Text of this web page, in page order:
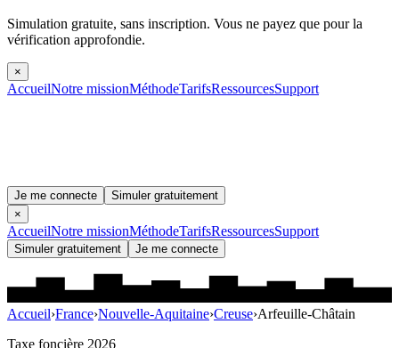
Simulation gratuite, sans inscription. Vous ne payez que pour la
vérification approfondie.
×
AccueilNotre missionMéthodeTarifsRessourcesSupport
Je me connecte
Simuler gratuitement
×
AccueilNotre missionMéthodeTarifsRessourcesSupport
Simuler gratuitement Je me connecte
Accueil›France›Nouvelle-Aquitaine›Creuse›Arfeuille-Châtain
Taxe foncière 2026